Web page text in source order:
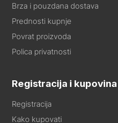
Brza i pouzdana dostava
Prednosti kupnje
Povrat proizvoda
Polica privatnosti
Registracija i kupovina
Registracija
Kako kupovati